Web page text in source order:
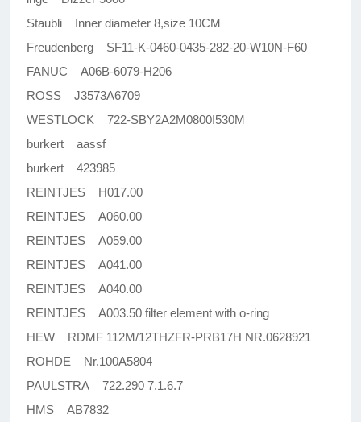
Staubli Inner diameter 8,size 10CM
Freudenberg SF11-K-0460-0435-282-20-W10N-F60
FANUC A06B-6079-H206
ROSS J3573A6709
WESTLOCK 722-SBY2A2M0800I530M
burkert aassf
burkert 423985
REINTJES H017.00
REINTJES A060.00
REINTJES A059.00
REINTJES A041.00
REINTJES A040.00
REINTJES A003.50 filter element with o-ring
HEW RDMF 112M/12THZFR-PRB17H NR.0628921
ROHDE Nr.100A5804
PAULSTRA 722.290 7.1.6.7
HMS AB7832